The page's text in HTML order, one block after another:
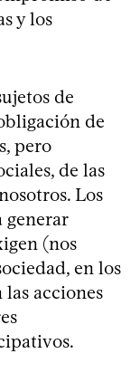
y los
de
de
pero
de las
Los
generar
(nos
en los
acciones